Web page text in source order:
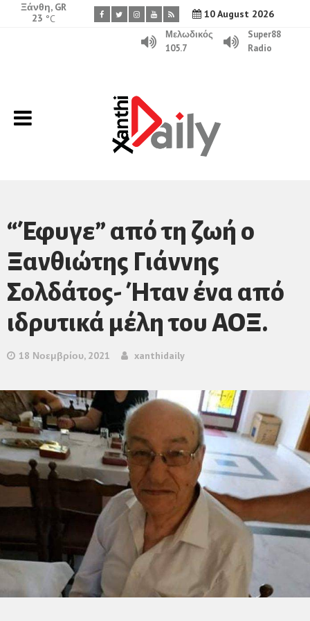
10 August 2026
Ξάνθη, GR
23 °C
Μελωδικός
105.7
Super88
Radio
“Έφυγε” από τη ζωή ο
Ξανθιώτης Γιάννης
Σολδάτος- Ήταν ένα από
ιδρυτικά μέλη του ΑΟΞ.
18 Νοεμβρίου, 2021 xanthidaily